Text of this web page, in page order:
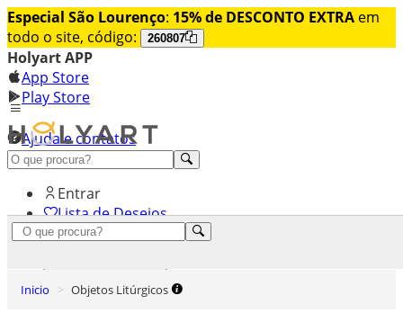
Especial São Lourenço: 15% de DESCONTO EXTRA em
todo o site, código:
260807
Holyart APP
App Store
Play Store
Ajuda e contatos
Conheça premium
Entrar
Lista de Desejos
Inicio Objetos Litúrgicos